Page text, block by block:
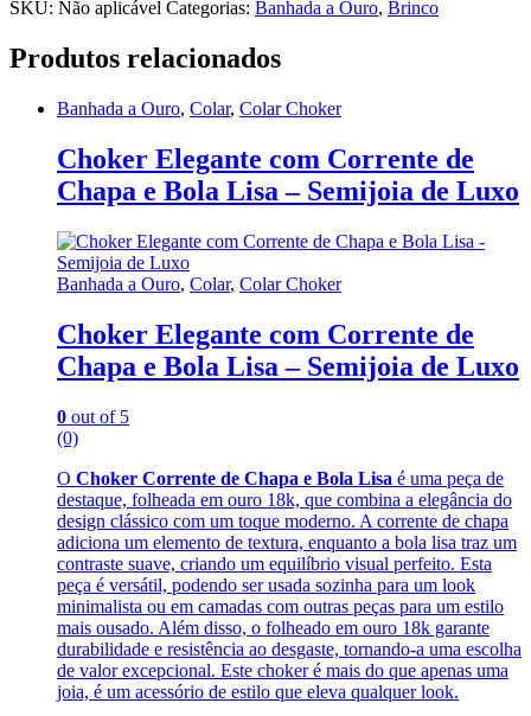
SKU: Não aplicável Categorias: Banhada a Ouro, Brinco
Produtos relacionados
Banhada a Ouro, Colar, Colar Choker
Choker Elegante com Corrente de
Chapa e Bola Lisa – Semijoia de Luxo
Banhada a Ouro, Colar, Colar Choker
Choker Elegante com Corrente de
Chapa e Bola Lisa – Semijoia de Luxo
0 out of 5
(0)
O Choker Corrente de Chapa e Bola Lisa é uma peça de
destaque, folheada em ouro 18k, que combina a elegância do
design clássico com um toque moderno. A corrente de chapa
adiciona um elemento de textura, enquanto a bola lisa traz um
contraste suave, criando um equilíbrio visual perfeito. Esta
peça é versátil, podendo ser usada sozinha para um look
minimalista ou em camadas com outras peças para um estilo
mais ousado. Além disso, o folheado em ouro 18k garante
durabilidade e resistência ao desgaste, tornando-a uma escolha
de valor excepcional. Este choker é mais do que apenas uma
joia, é um acessório de estilo que eleva qualquer look.